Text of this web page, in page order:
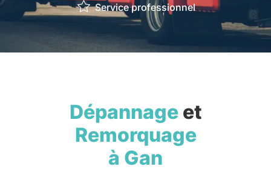
Service professionnel
Dépannageet
Remorquage
à Gan